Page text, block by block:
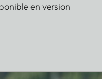
en version